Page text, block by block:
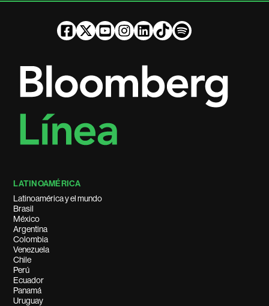
LATINOAMÉRICA
Latinoamérica y el mundo
Brasil
México
Argentina
Colombia
Venezuela
Chile
Perú
Ecuador
Panamá
Uruguay